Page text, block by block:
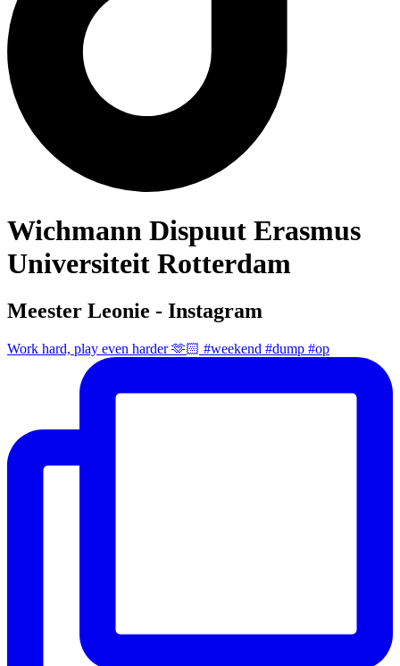
Wichmann Dispuut Erasmus
Universiteit Rotterdam
Meester Leonie - Instagram
Work hard, play even harder 🫶🏻 #weekend #dump #op